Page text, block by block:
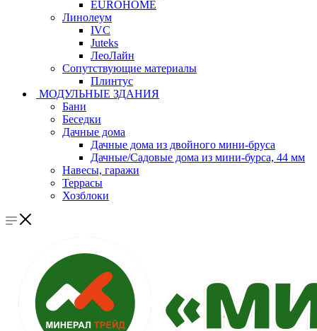
EUROHOME
Линолеум
IVC
Juteks
ЛеоЛайн
Сопутствующие материалы
Плинтус
МОДУЛЬНЫЕ ЗДАНИЯ
Бани
Беседки
Дачные дома
Дачные дома из двойного мини-бруса
Дачные/Садовые дома из мини-бурса, 44 мм
Навесы, гаражи
Террасы
Хозблоки